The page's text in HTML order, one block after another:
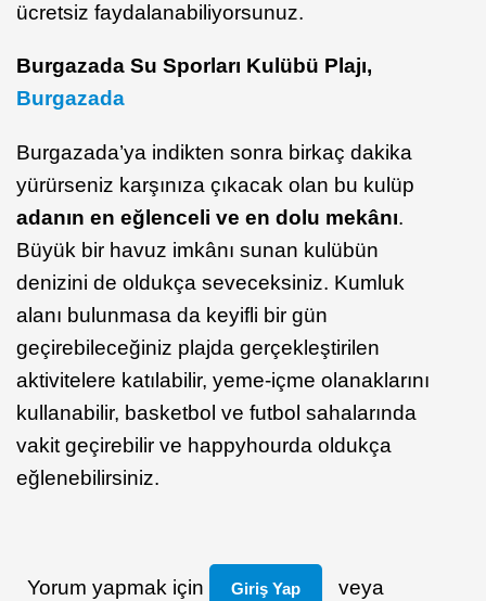
ücretsiz faydalanabiliyorsunuz.
Burgazada Su Sporları Kulübü Plajı,
Burgazada
Burgazada’ya indikten sonra birkaç dakika
yürürseniz karşınıza çıkacak olan bu kulüp
adanın en eğlenceli ve en dolu mekânı.
Büyük bir havuz imkânı sunan kulübün
denizini de oldukça seveceksiniz. Kumluk
alanı bulunmasa da keyifli bir gün
geçirebileceğiniz plajda gerçekleştirilen
aktivitelere katılabilir, yeme-içme olanaklarını
kullanabilir, basketbol ve futbol sahalarında
vakit geçirebilir ve happyhourda oldukça
eğlenebilirsiniz.
Yorum yapmak için Giriş Yap veya